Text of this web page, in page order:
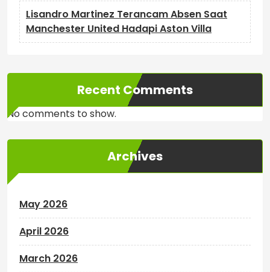
Lisandro Martinez Terancam Absen Saat
Manchester United Hadapi Aston Villa
Recent Comments
No comments to show.
Archives
May 2026
April 2026
March 2026